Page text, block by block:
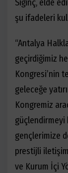
Siğinç, elde
şu ifadeleri
“Antalya
geçirdiğimiz
Kongresi’nin
geleceğe
Kongremiz
güçlendirmeyi
gençlerimize
prestijli
ve Kurum İçi